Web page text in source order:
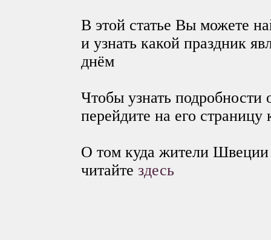
В этой статье Вы можете
и узнать какой праздник
днём
Чтобы узнать
перейдите на его страницу
О том куда жители Швеции
читайтездесь